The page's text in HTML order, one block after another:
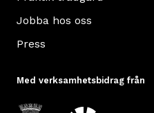
Jobba hos oss
Press
Med verksamhetsbidrag från